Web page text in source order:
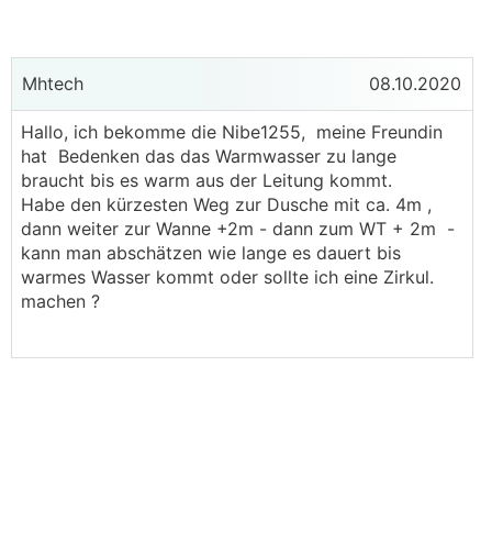
Mhtech 08.10.2020
Hallo, ich bekomme die Nibe1255, meine Freundin
hat Bedenken das das Warmwasser zu lange
braucht bis es warm aus der Leitung kommt.
Habe den kürzesten Weg zur Dusche mit ca. 4m ,
dann weiter zur Wanne +2m - dann zum WT + 2m -
kann man abschätzen wie lange es dauert bis
warmes Wasser kommt oder sollte ich eine Zirkul.
machen ?